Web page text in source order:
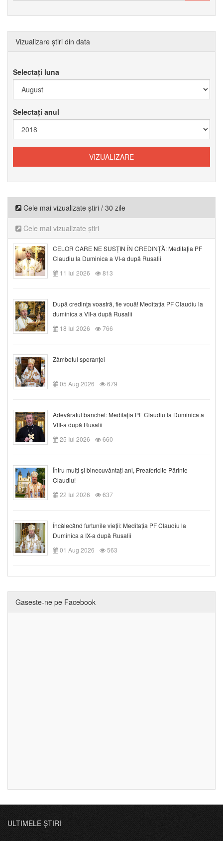
Vizualizare știri din data
Selectați luna
Selectați anul
Cele mai vizualizate știri / 30 zile
Cele mai vizualizate știri
CELOR CARE NE SUSȚIN ÎN CREDINȚĂ: Meditația PF
Claudiu la Duminica a VI-a după Rusalii
11 Iul 2026
813
După credinţa voastră, fie vouă! Meditația PF Claudiu la
duminica a VII-a după Rusalii
18 Iul 2026
766
Zâmbetul speranței
05 Aug 2026 679
Adevăratul banchet: Meditația PF Claudiu la Duminica a
VIII-a după Rusalii
25 Iul 2026
660
Întru mulți și binecuvântați ani, Preafericite Părinte
Claudiu!
22 Iul 2026
637
Încălecând furtunile vieții: Meditația PF Claudiu la
Duminica a IX-a după Rusalii
01 Aug 2026
563
Gaseste-ne pe Facebook
ULTIMELE ȘTIRI